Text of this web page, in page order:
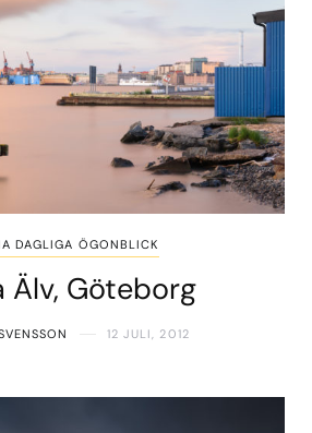
DAGLIGA ÖGONBLICK
Älv, Göteborg
12 JULI, 2012